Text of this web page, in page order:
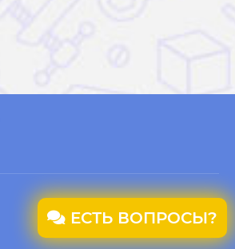
ЕСТЬ ВОПРОСЫ?